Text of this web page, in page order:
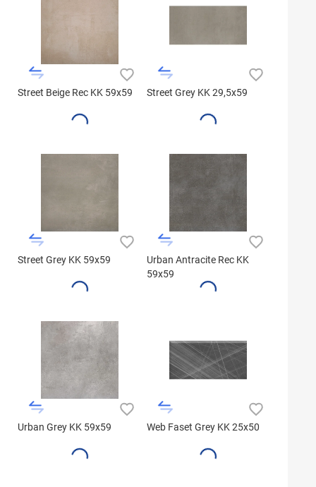
Street Beige Rec KK 59x59 Street Grey KK 29,5x59
Street Grey KK 59x59
Urban Antracite Rec KK
59x59
Urban Grey KK 59x59 Web Faset Grey KK 25x50